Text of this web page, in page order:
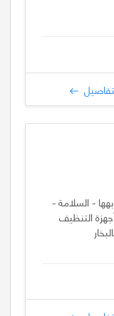
- السلامة -
بأجهزة التنظيف